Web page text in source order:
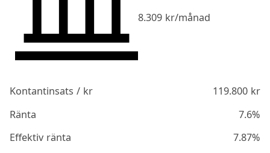
8.309 kr/månad
Kontantinsats / kr 119.800kr
Ränta
7.6%
Effektiv ränta
7.87%